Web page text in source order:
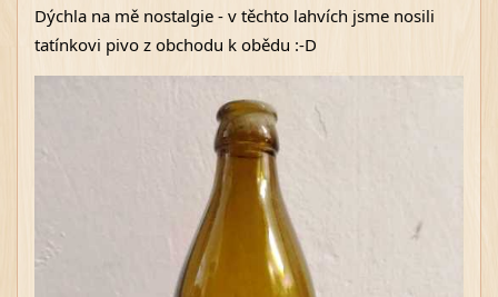
Dýchla na mě nostalgie - v těchto lahvích jsme nosili
tatínkovi pivo z obchodu k obědu :-D